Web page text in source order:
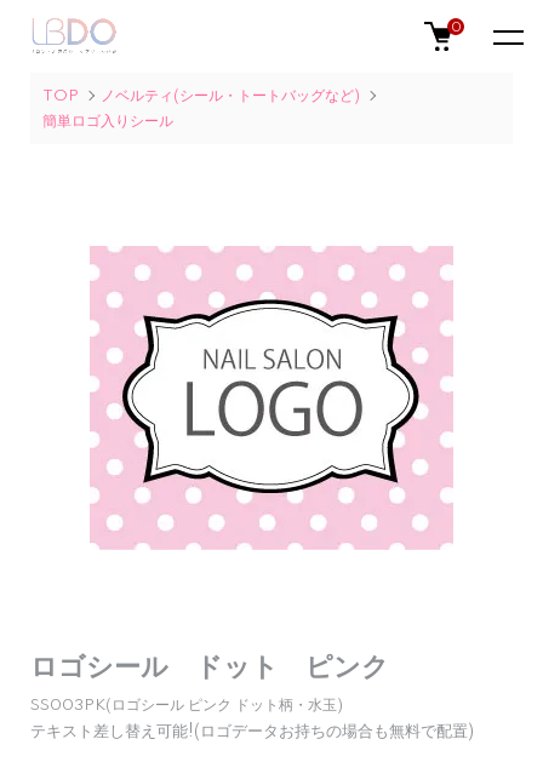
0
TOP
ノベルティ(シール・トートバッグなど)
簡単ロゴ入りシール
ロゴシール ドット ピンク
SS003PK(ロゴシール ピンク ドット柄・水玉)
テキスト差し替え可能!(ロゴデータお持ちの場合も無料で配置)